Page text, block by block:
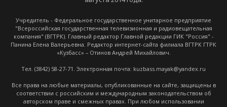
Учредитель - Федеральное государственное унитарное предприятие
"Всероссийская государственная телевизионная и радиовещательная
компания" (ВГТРК). Главный редактор Главной редакции ГИК "Россия" -
Панина Елена Валерьевна. Редактор интернет-сайта филиала ВГТРК ГТРК
«Кузбасс» – Отинов Андрей Михайлович.
Тел. (3842) 58-27-71. Электронная почта: kuzbass.mayak@yandex.ru
Все права на любые материалы, опубликованные на сайте, защищены в
соответствии с российским и международным законодательством об
авторском праве и смежных правах. При любом использовании